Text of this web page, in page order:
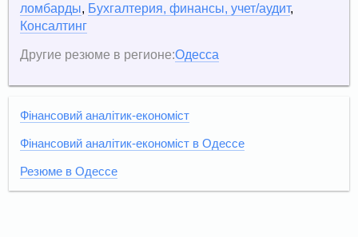
ломбарды, Бухгалтерия, финансы, учет/аудит,
Консалтинг
Другие резюме в регионе:Одесса
Фінансовий аналітик-економіст
Фінансовий аналітик-економіст в Одессе
Резюме в Одессе